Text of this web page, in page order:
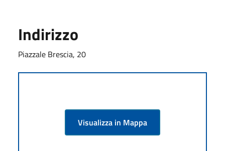
Indirizzo
Piazzale Brescia, 20
Visualizza in Mappa